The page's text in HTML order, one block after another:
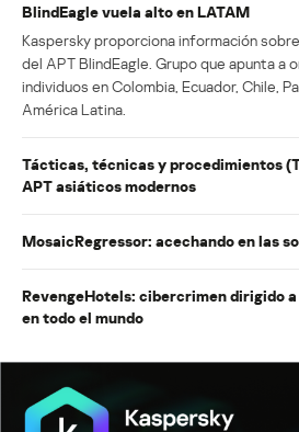
BlindEagle vuela alto en LATAM
Kaspersky proporciona información
del APT BlindEagle. Grupo que apunta a
individuos en Colombia, Ecuador, Chile,
América Latina.
Tácticas, técnicas y procedimientos
APT asiáticos modernos
MosaicRegressor: acechando en las
RevengeHotels: cibercrimen dirigido
en todo el mundo